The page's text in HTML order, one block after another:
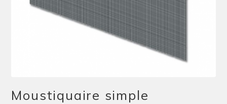
Moustiquaire simple